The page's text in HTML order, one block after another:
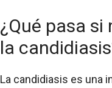
¿Qué pasa
la
La candidiasis es una